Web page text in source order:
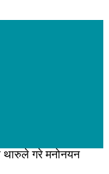
थारुले गरे मनोनयन